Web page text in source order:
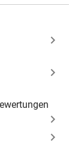
keyboard_arrow_right
keyboard_arrow_right
keyboard_arrow_right
keyboard_arrow_right